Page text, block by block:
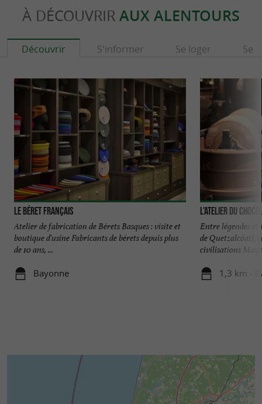
À DÉCOUVRIR AUX ALENTOURS
Découvrir S'informer Se loger Se
Le Béret Français
Atelier de fabrication de Bérets Basques : visite et
boutique d'usine Fabricants de bérets depuis plus
de 10 ans, ...
Bayonne
L'Atelier du
Entre légendes
de Quetzalcóatl,
civilisations
1,3 km -